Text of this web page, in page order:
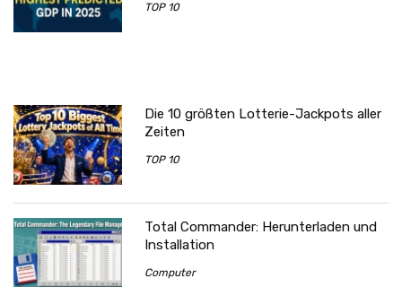
TOP 10
Die 10 größten Lotterie-Jackpots aller
Zeiten
TOP 10
Total Commander: Herunterladen und
Installation
Computer